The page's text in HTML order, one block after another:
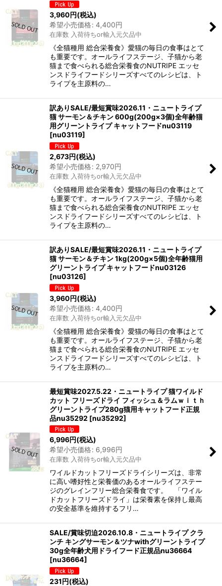
3,960円(税込)
希望小売価格: 4,400円
在庫数 入荷待ちor輸入元欠品中
《全猫種用 総合栄養食》愛猫の毎日の食事はとて
も重要です。オールライフステージ、子猫から老
猫まで食べられる総合栄養食のNUTRIPE エッセ
ンスドライフードシリーズすべてのレシピは、ト
ライプを主原料の…
訳ありSALE/最短賞味2026.11・ニュートライプ
猫 サーモン＆チキン 600g(200g×3個)全年齢猫
用グリーントライプ キャットフードnu03119
[nu03119]
2,673円(税込)
希望小売価格: 2,970円
在庫数 入荷待ちor輸入元欠品中
《全猫種用 総合栄養食》愛猫の毎日の食事はとて
も重要です。オールライフステージ、子猫から老
猫まで食べられる総合栄養食のNUTRIPE エッセ
ンスドライフードシリーズすべてのレシピは、ト
ライプを主原料の…
訳ありSALE/最短賞味2026.11・ニュートライプ
猫 サーモン＆チキン 1kg(200g×5個)全年齢猫用
グリーントライプ キャットフードnu03126
[nu03126]
3,960円(税込)
希望小売価格: 4,400円
在庫数 入荷待ちor輸入元欠品中
《全猫種用 総合栄養食》愛猫の毎日の食事はとて
も重要です。オールライフステージ、子猫から老
猫まで食べられる総合栄養食のNUTRIPE エッセ
ンスドライフードシリーズすべてのレシピは、ト
ライプを主原料の…
最短賞味2027.5.22・ニュートライプ 猫ワイルド
カット フリーズドライ フィッシュ＆ラムｗｉｔｈ
グリーントライプ280g猫用キャットフード正規
品nu35292 [nu35292]
6,996円(税込)
希望小売価格: 6,996円
在庫数 入荷待ちor輸入元欠品中
ワイルドカットフリーズドライシリーズは、非常
に高い嗜好性と栄養価のあるオールライフステー
ジのグレインフリー総合栄養食です。 「ワイル
ドカットフリーズドライ」は栄養素を保持し最高
の安全基準を維持するフリ…
SALE/賞味切迫2026.10.8・ニュートライプ クラ
ンチ キングサーモン＆ツナwithグリーントライプ
30g全年齢犬用ドライフード正規品nu36664
[nu36664]
231円(税込)